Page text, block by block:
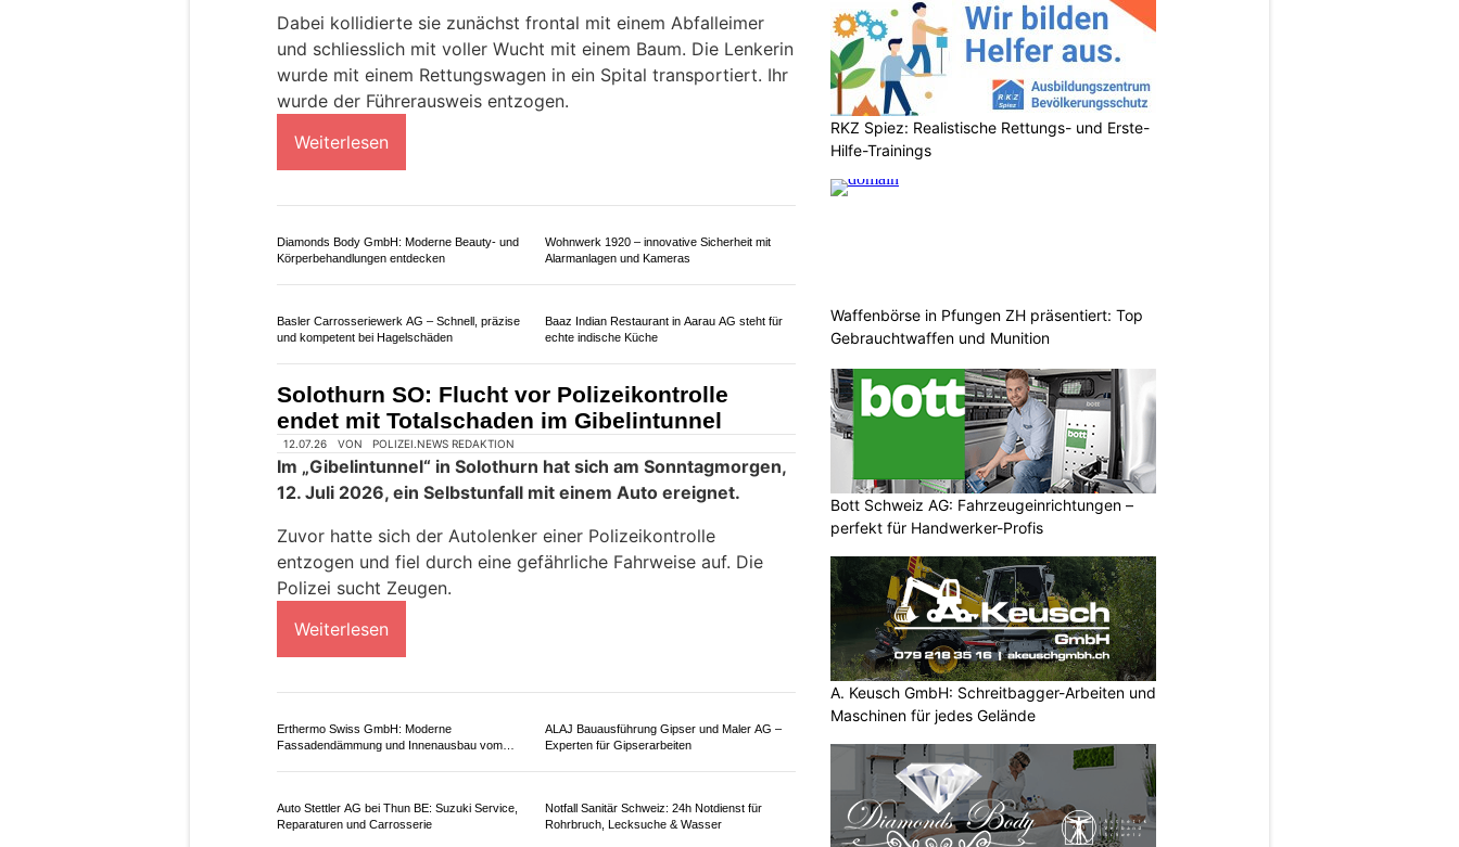
02.08.26 VON POLIZEI.NEWS REDAKTION
Am Abend des 1. August fuhr eine Automobilistin
unkontrolliert über den Rastplatz Oftringen.
Dabei kollidierte sie zunächst frontal mit einem Abfalleimer
und schliesslich mit voller Wucht mit einem Baum. Die Lenkerin
wurde mit einem Rettungswagen in ein Spital transportiert. Ihr
wurde der Führerausweis entzogen.
Weiterlesen
Diamonds Body GmbH: Moderne Beauty- und
Körperbehandlungen entdecken
Wohnwerk 1920 – innovative Sicherheit mit
Alarmanlagen und Kameras
RKZ Spiez: Realistische Rettungs- und Erste-
Hilfe-Trainings
Waffenbörse in Pfungen ZH präsentiert: Top
Gebrauchtwaffen und Munition
Bott Schweiz AG: Fahrzeugeinrichtungen –
perfekt für Handwerker-Profis
A. Keusch GmbH: Schreitbagger-Arbeiten und
Maschinen für jedes Gelände